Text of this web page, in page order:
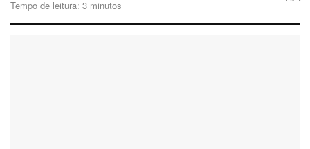
Tempo de leitura: 3 minutos